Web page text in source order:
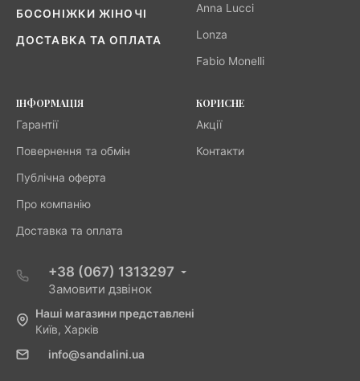
БОСОНІЖКИ ЖІНОЧІ
ДОСТАВКА ТА ОПЛАТА
Anna Lucci
Lonza
Fabio Monelli
ІНФОРМАЦІЯ
Гарантії
Повернення та обмін
Публічна оферта
Про компанію
Доставка та оплата
КОРИСНЕ
Акції
Контакти
+38 (067) 1313297
Замовити дзвінок
Наші магазини представлені
Київ, Харків
info@sandalini.ua